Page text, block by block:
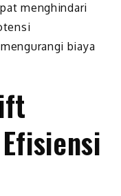
menghindari
biaya